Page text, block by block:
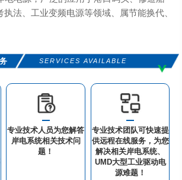
法、工业变频电源等领域、属节能换代、
SERVICES AVAILABLE
专业技术人员为您解答
岸电系统相关技术问
题！
专业技术团队可快速提
供远程在线服务，为您
解决相关岸电系统、
UMD大型工业驱动电
源难题！